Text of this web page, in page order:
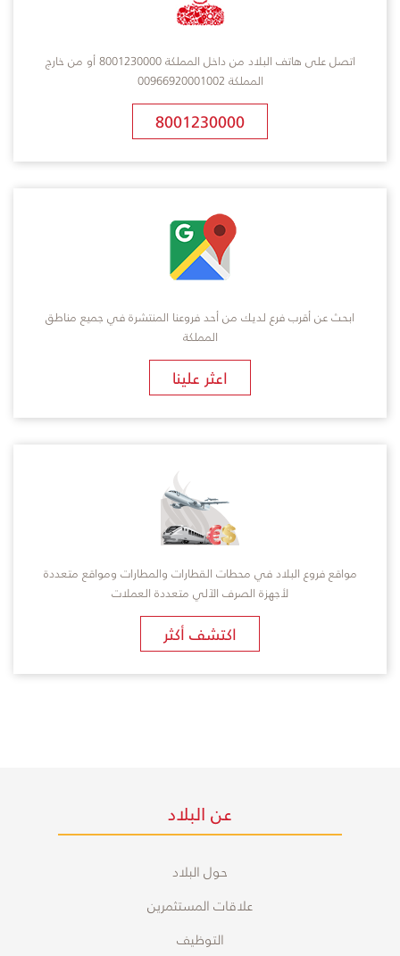
اتصل على هاتف البلاد من داخل المملكة 8001230000 أو من خارج
المملكة 00966920001002
8001230000
ابحث عن أقرب فرع لديك من أحد فروعنا المنتشرة في جميع مناطق
المملكة
​اعثر علينا
مواقع فروع البلاد في محطات القطارات والمطارات ومواقع متعددة
لأجهزة الصرف الآلي متعددة العملات
اكتشف أكثر
عن البلاد
حول البلاد
علاقات المستثمرين
التوظيف